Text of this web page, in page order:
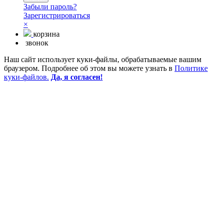
Забыли пароль?
Зарегистрироваться
×
корзина
звонок
Наш сайт использует куки-файлы, обрабатываемые вашим
браузером. Подробнее об этом вы можете узнать в Политике
куки-файлов. Да, я согласен!